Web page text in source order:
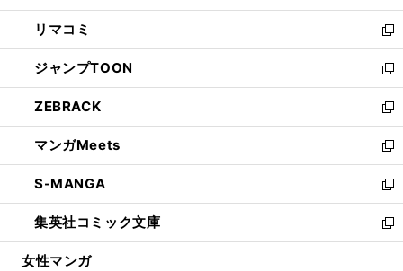
ウ
で
開
く
ン
ド
ウ
で
開
く
ウ
ィ
ン
ド
ウ
で
開
く
し
い
ウ
ィ
ン
ド
ウ
で
開
く
リマコミ
新
し
い
ウ
ィ
ン
ド
ウ
で
開
く
ジャンプTOON
新
し
い
ウ
ィ
ン
ド
ウ
で
開
ZEBRACK
新
し
い
ウ
ィ
ン
ド
ウ
マンガMeets
新
し
い
ウ
ィ
ン
S-MANGA
新
し
い
ウ
集英社コミック文庫
新
し
女性マンガ